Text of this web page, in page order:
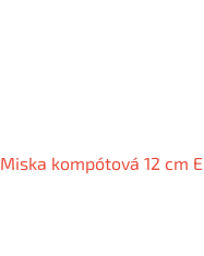
Miska kompótová 12 cm